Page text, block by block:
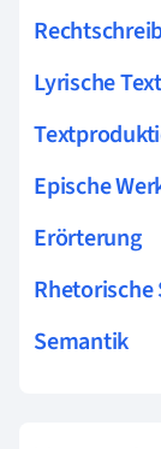
Lyrische
Epische
Erörterung
Semantik